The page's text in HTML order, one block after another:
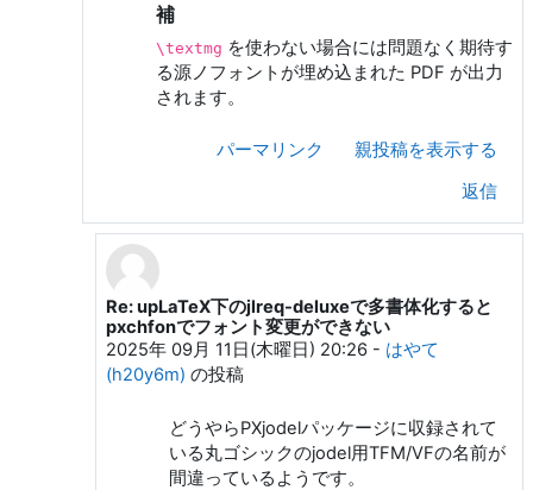
補
\textmg を使わない場合には問題なく期待す
る源ノフォントが埋め込まれた PDF が出力
されます。
パーマリンク
親投稿を表示する
返信
ya ra への返信
Re: upLaTeX下のjlreq-deluxeで多書体化すると
pxchfonでフォント変更ができない
2025年 09月 11日(木曜日) 20:26 - はやて
(h20y6m) の投稿
どうやらPXjodelパッケージに収録されて
いる丸ゴシックのjodel用TFM/VFの名前が
間違っているようです。